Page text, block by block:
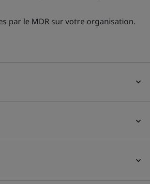
par le MDR sur votre organisation.